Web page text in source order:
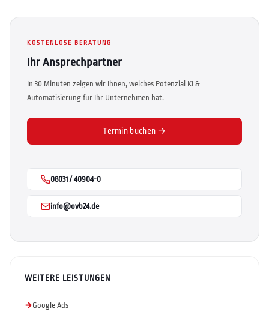
KOSTENLOSE BERATUNG
Ihr Ansprechpartner
In 30 Minuten zeigen wir Ihnen, welches Potenzial KI &
Automatisierung für Ihr Unternehmen hat.
Termin buchen →
08031 / 40904-0
info@ovb24.de
WEITERE LEISTUNGEN
Google Ads